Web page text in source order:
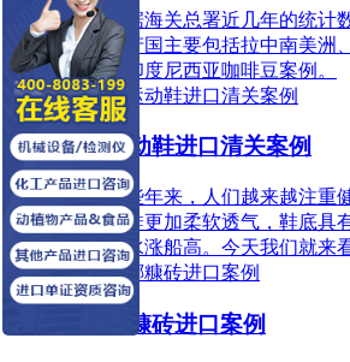
根据海关总署近几年的统计
生产国主要包括拉中南美洲
口印度尼西亚咖啡豆案例。
运动鞋进口清关案例
近些年来，人们越来越注重
通鞋更加柔软透气，鞋底具
渐水涨船高。今天我们就来
椰糠砖进口案例